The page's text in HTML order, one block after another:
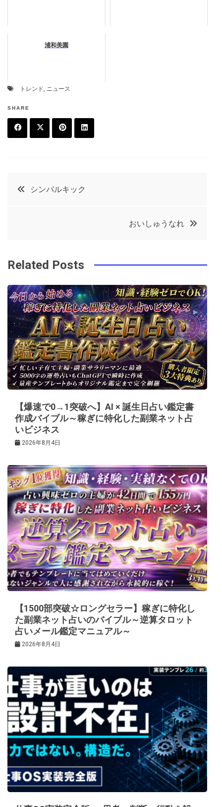
浦和美園
トレンド, ニュース
SHARE
k
e
t
e
投
ビ
ゲ
ー
シ
ョ
ン
シンバルキック
おいしゅうなれ
Related Posts
【爆速で0→1突破へ】AI × 誕生日占い鑑定書
作成バイブル～稼ぎに特化した副業ネット占
いビジネス
2026年8月4日
【1500部突破☆ロングセラー】稼ぎに特化し
た副業ネット占いのバイブル～逆算タロット
占いメール鑑定マニュアル～
2026年8月4日